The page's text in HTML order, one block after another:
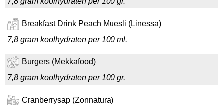
Breakfast Drink Peach Muesli (Linessa)
7,8 gram koolhydraten per 100 ml.
Burgers (Mekkafood)
7,8 gram koolhydraten per 100 gr.
Cranberrysap (Zonnatura)